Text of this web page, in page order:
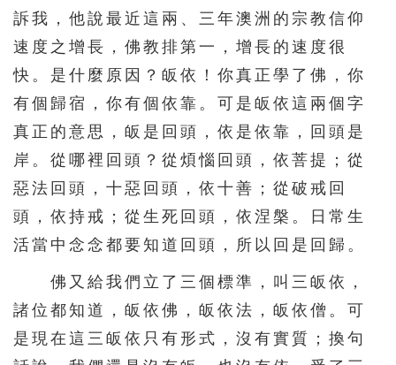
訴我，他說最近這兩、三年澳洲的宗教信仰
速度之增長，佛教排第一，增長的速度很
快。是什麼原因？皈依！你真正學了佛，你
有個歸宿，你有個依靠。可是皈依這兩個字
真正的意思，皈是回頭，依是依靠，回頭是
岸。從哪裡回頭？從煩惱回頭，依菩提；從
惡法回頭，十惡回頭，依十善；從破戒回
頭，依持戒；從生死回頭，依涅槃。日常生
活當中念念都要知道回頭，所以回是回歸。
佛又給我們立了三個標準，叫三皈依，
諸位都知道，皈依佛，皈依法，皈依僧。可
是現在這三皈依只有形式，沒有實質；換句